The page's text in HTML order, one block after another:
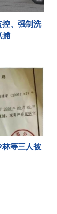
、强制洗
捕
等三人被